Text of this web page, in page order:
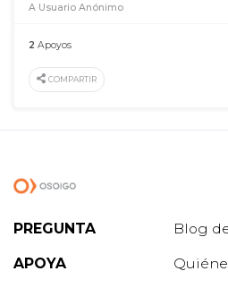
A Usuario Anónimo
2 Apoyos
COMPARTIR
PREGUNTA
APOYA
Blog